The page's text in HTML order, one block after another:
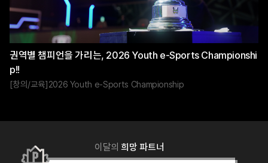
권역별 챔피언을 가리는, 2026 Youth e-Sports Championshi
p!!
창의/교육 2026 Youth e-Sports Championship
이달의희망 파트너